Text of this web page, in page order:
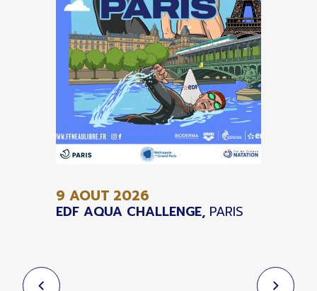
9 AOUT 2026
EDF AQUA CHALLENGE, PARIS